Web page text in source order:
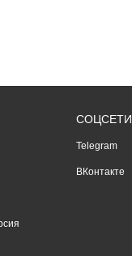
СОЦСЕТИ
Telegram
ВКонтакте